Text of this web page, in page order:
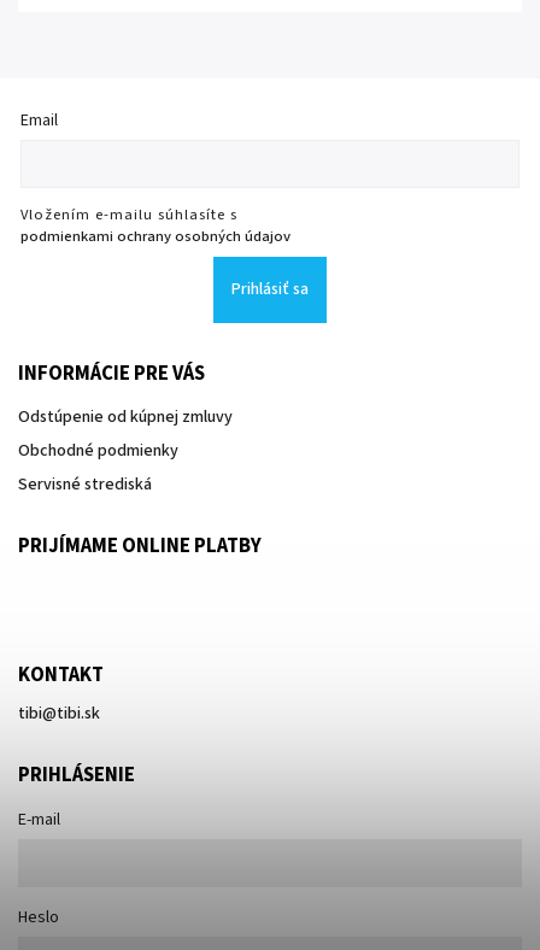
Email
Vložením e-mailu súhlasíte s
podmienkami ochrany osobných údajov
Prihlásiť sa
INFORMÁCIE PRE VÁS
Odstúpenie od kúpnej zmluvy
Obchodné podmienky
Servisné strediská
PRIJÍMAME ONLINE PLATBY
KONTAKT
tibi@tibi.sk
PRIHLÁSENIE
E-mail
Heslo